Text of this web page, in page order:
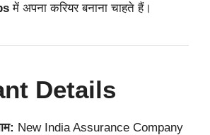
में अपना करियर बनाना चाहते हैं।
Details
New India Assurance Company